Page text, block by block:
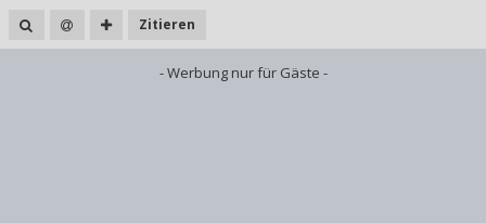
Zitieren
- Werbung nur für Gäste -